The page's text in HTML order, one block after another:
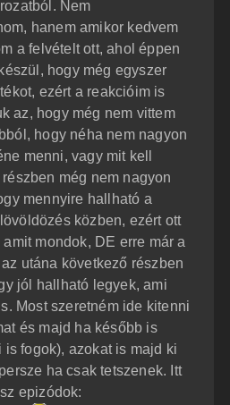
Nem
hanem amikor kedvem
a felvételt ott, ahol éppen
hogy még egyszer
ezért a reakcióim is
az, hogy még nem vittem
hogy néha nem nagyon
menni, vagy mit kell
még nem nagyon
mennyire hallható a
közben, ezért ott
mondok, DE erre már a
utána következő részben
jól hallható legyek, ami
Most szeretném ide kitenni
és majd ha később is
is fogok), azokat is majd ki
ha csak tetszenek. Itt
epizódok: